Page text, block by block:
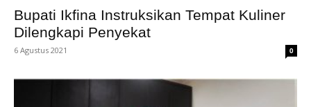
Bupati Ikfina Instruksikan Tempat Kuliner
Dilengkapi Penyekat
6 Agustus 2021 0